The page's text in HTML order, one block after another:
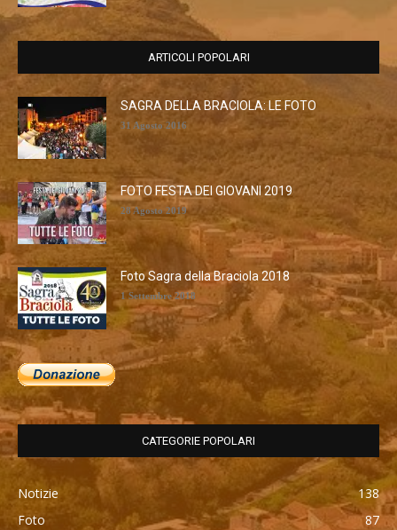
ARTICOLI POPOLARI
SAGRA DELLA BRACIOLA: LE FOTO
31 Agosto 2016
FOTO FESTA DEI GIOVANI 2019
28 Agosto 2019
Foto Sagra della Braciola 2018
1 Settembre 2018
CATEGORIE POPOLARI
Notizie
138
Foto
87